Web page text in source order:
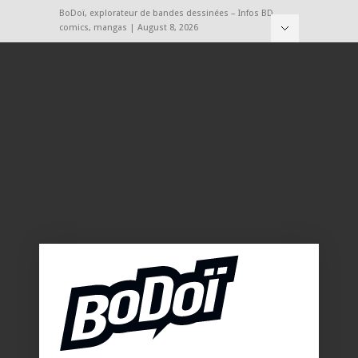
BoDoï, explorateur de bandes dessinées – Infos BD,
comics, mangas | August 8, 2026